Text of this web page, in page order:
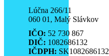
Lúčna 266/11
060 01, Malý Slávkov
IČO: 52 730 867
DIČ: 1082686132
IČDPH: SK1082686132